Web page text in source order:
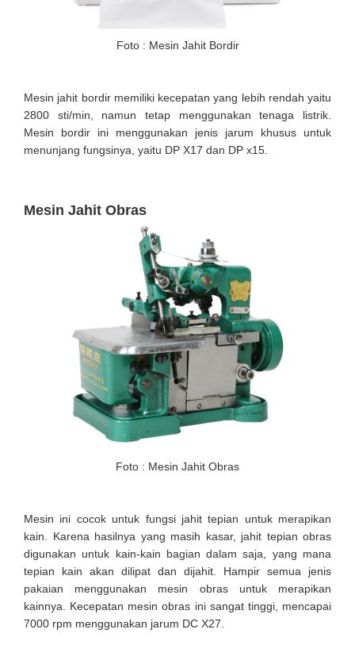
Foto : Mesin Jahit Bordir
Mesin jahit bordir memiliki kecepatan yang lebih rendah yaitu
2800 sti/min, namun tetap menggunakan tenaga listrik.
Mesin bordir ini menggunakan jenis jarum khusus untuk
menunjang fungsinya, yaitu DP X17 dan DP x15.
Mesin Jahit Obras
Foto : Mesin Jahit Obras
Mesin ini cocok untuk fungsi jahit tepian untuk merapikan
kain. Karena hasilnya yang masih kasar, jahit tepian obras
digunakan untuk kain-kain bagian dalam saja, yang mana
tepian kain akan dilipat dan dijahit. Hampir semua jenis
pakaian menggunakan mesin obras untuk merapikan
kainnya. Kecepatan mesin obras ini sangat tinggi, mencapai
7000 rpm menggunakan jarum DC X27.